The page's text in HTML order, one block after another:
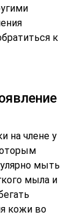
к
на члене у
мыть
мыла и
кожи во